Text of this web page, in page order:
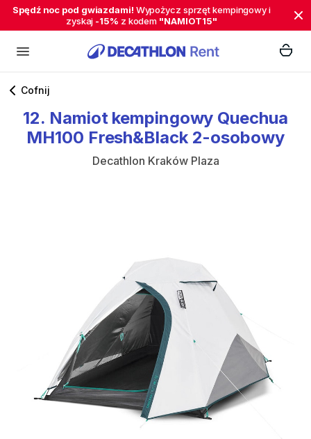
Spędź noc pod gwiazdami! Wypożycz sprzęt kempingowy i
zyskaj -15% z kodem "NAMIOT15"
Cofnij
12. Namiot kempingowy Quechua
MH100 Fresh&Black 2-osobowy
Decathlon Kraków Plaza